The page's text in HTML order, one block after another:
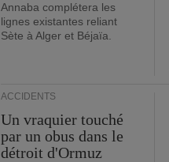
Annaba complétera les
lignes existantes reliant
Sète à Alger et Béjaïa.
ACCIDENTS
Un vraquier touché
par un obus dans le
détroit d'Ormuz